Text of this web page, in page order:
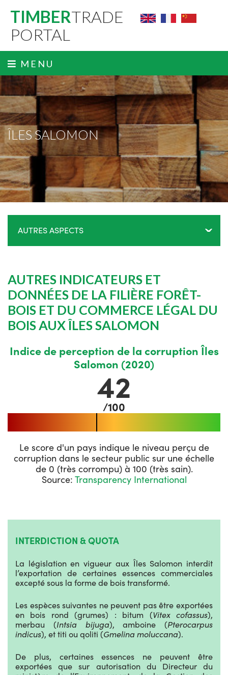
TIMBERTRADE
PORTAL
MENU
ÎLES SALOMON
AUTRES ASPECTS ˬ
AUTRES INDICATEURS ET
DONNÉES DE LA FILIÈRE FORÊT-
BOIS ET DU COMMERCE LÉGAL DU
BOIS AUX ÎLES SALOMON
Indice de perception de la corruption Îles
Salomon (2020)
42
/100
Le score d'un pays indique le niveau perçu de
corruption dans le secteur public sur une échelle
de 0 (très corrompu) à 100 (très sain).
Source: Transparency International
INTERDICTION & QUOTA
La législation en vigueur aux Îles Salomon interdit
l’exportation de certaines essences commerciales
excepté sous la forme de bois transformé.
Les espèces suivantes ne peuvent pas être exportées
en bois rond (grumes) : bitum (Vitex cofassus),
merbau (Intsia bijuga), amboine (Pterocarpus
indicus), et titi ou qoliti (Gmelina moluccana).
De plus, certaines essences ne peuvent être
exportées que sur autorisation du Directeur du